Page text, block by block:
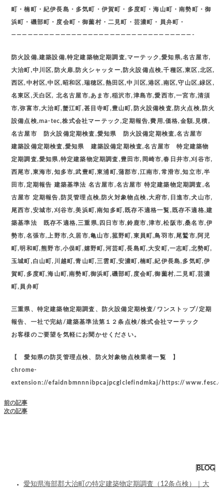
町・楠町・紀伊長島・多気町・伊賀町・多度町・海山町・南勢町・御
浜町・磯部町・度会町・御薗村・二見町・芸濃町・員弁町・
—————————————————————————————————-
防火設備,建築設備,特定建築物定期調査,マーテック,愛知県,名古屋市,
大治町,中川区,防火扉,防火シャッター,防火設備点検,千種区,東区,北区,
西区,中村区,中区,昭和区,瑞穂区,熱田区,中川区,港区,南区,守山区,緑区,
名東区,天白区, 北名古屋市,あま市,稲沢市,津島市,愛西市,一宮市,清須
市,弥富市,大治町,蟹江町,甚目寺町,豊山町,防火設備検査,防火点検,防火
設備点検,ma-tec,株式会社マーテック,定期報告,費用,価格,金額,見積,
名古屋市 防火設備定期検査,愛知県 防火設備定期検査,名古屋市
建築設備定期検査,愛知県 建築設備定期検査,名古屋市 特定建築物
定期調査,愛知県,特定建築物定期調査,豊田市,岡崎市,春日井市,刈谷市,
西尾市,東海市,知多市,武豊町,東浦町,蒲郡市,江南市,常滑市,知立市,半
田市,定期報告 建築基準法 名古屋市,名古屋市 特定建築物定期調査,名
古屋市 定期報告,防災管理点検,防火対象物点検,大府市,日進市,犬山市,
尾西市,安城市,刈谷市,美浜町,南知多町,既存不適格一覧,既存不適格,建
築基準法 既存不適格,三重県,四日市市,鈴鹿市,津市,松阪市,桑名市,伊
勢市,名張市,上野市,久居市,亀山市,菰野町,東員町,鳥羽市,尾鷲市,阿児
町,明和町,熊野市,小俣町,嬉野町,河芸町,長島町,大安町,一志町,北勢町,
玉城町,白山町,川越町,青山町,三雲町,安濃町,楠町,紀伊長島,多気町,伊
賀町,多度町,海山町,南勢町,御浜町,磯部町,度会町,御薗村,二見町,芸濃
町,員弁町
三重県、特定建築物定期調査、防火設備定期検査/ワンストップ/定期
報告、一社で完結/建築基準法第１２条点検/株式会社マーテック
お客様のご要望を気軽にお聞かせください。
【 愛知県の防災管理点検、防火対象物点検業者一覧 】
chrome-
extension://efaidnbmnnnibpcajpcglclefindmkaj/https://
前の記事
次の記事
BLOG
愛知県海部郡大治町の特定建築物定期調査（12条点検）｜大